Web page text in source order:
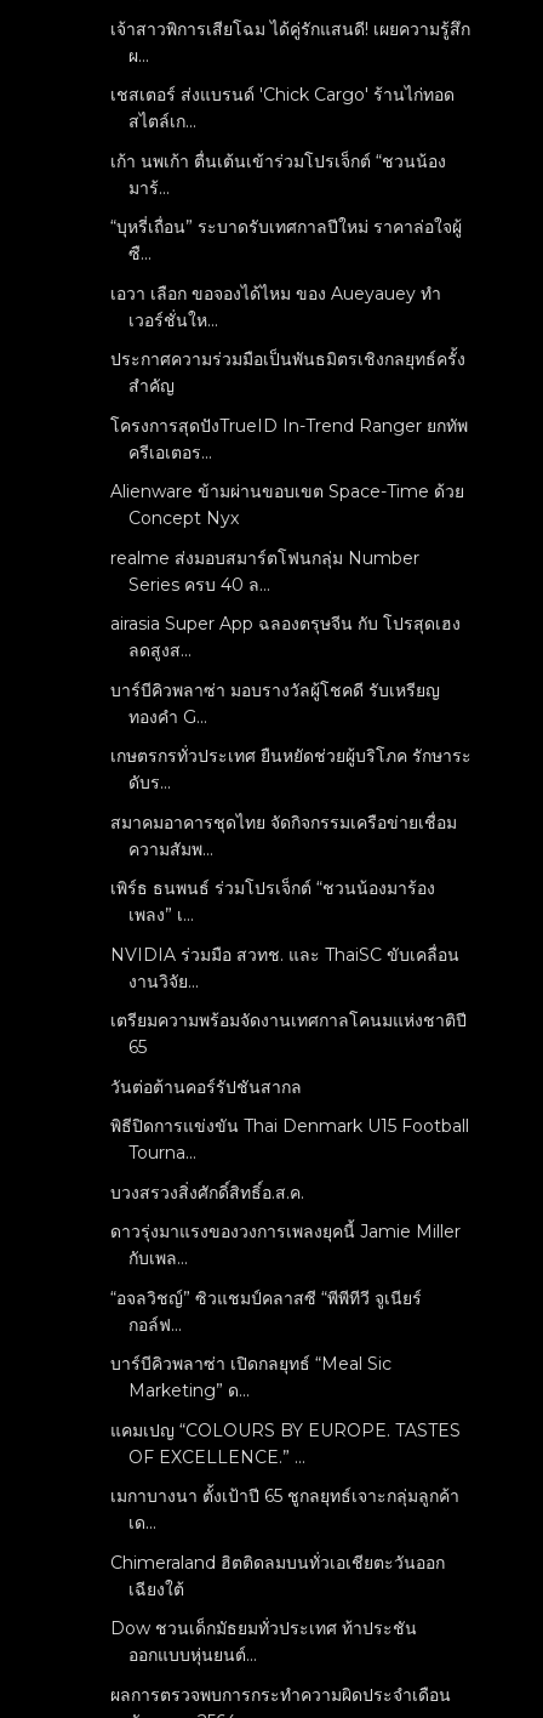
เจ้าสาวพิการเสียโฉม ได้คู่รักแสนดี! เผยความรู้สึก
ผ...
เชสเตอร์ ส่งแบรนด์ 'Chick Cargo' ร้านไก่ทอด
สไตล์เก...
เก้า นพเก้า ตื่นเต้นเข้าร่วมโปรเจ็กต์ “ชวนน้อง
มาร้...
“บุหรี่เถื่อน” ระบาดรับเทศกาลปีใหม่ ราคาล่อใจผู้
ซื...
เอวา เลือก ขอจองได้ไหม ของ Aueyauey ทำ
เวอร์ชั่นให...
ประกาศความร่วมมือเป็นพันธมิตรเชิงกลยุทธ์ครั้ง
สำคัญ
โครงการสุดปังTrueID In-Trend Ranger ยกทัพ
ครีเอเตอร...
Alienware ข้ามผ่านขอบเขต Space-Time ด้วย
Concept Nyx
realme ส่งมอบสมาร์ตโฟนกลุ่ม Number
Series ครบ 40 ล...
airasia Super App ฉลองตรุษจีน กับ โปรสุดเฮง
ลดสูงส...
บาร์บีคิวพลาซ่า มอบรางวัลผู้โชคดี รับเหรียญ
ทองคำ G...
เกษตรกรทั่วประเทศ ยืนหยัดช่วยผู้บริโภค รักษาระ
ดับร...
สมาคมอาคารชุดไทย จัดกิจกรรมเครือข่ายเชื่อม
ความสัมพ...
เพิร์ธ ธนพนธ์ ร่วมโปรเจ็กต์ “ชวนน้องมาร้อง
เพลง” เ...
NVIDIA ร่วมมือ สวทช. และ ThaiSC ขับเคลื่อน
งานวิจัย...
เตรียมความพร้อมจัดงานเทศกาลโคนมแห่งชาติปี
65
วันต่อต้านคอร์รัปชันสากล
พิธีปิดการแข่งขัน Thai Denmark U15 Football
Tourna...
บวงสรวงสิ่งศักดิ์สิทธิ์อ.ส.ค.
ดาวรุ่งมาแรงของวงการเพลงยุคนี้ Jamie Miller
กับเพล...
“อจลวิชญ์” ซิวแชมป์คลาสซี “พีพีทีวี จูเนียร์
กอล์ฟ...
บาร์บีคิวพลาซ่า เปิดกลยุทธ์ “Meal Sic
Marketing” ด...
แคมเปญ “COLOURS BY EUROPE. TASTES
OF EXCELLENCE.” ...
เมกาบางนา ตั้งเป้าปี 65 ชูกลยุทธ์เจาะกลุ่มลูกค้า
เด...
Chimeraland ฮิตติดลมบนทั่วเอเชียตะวันออก
เฉียงใต้
Dow ชวนเด็กมัธยมทั่วประเทศ ท้าประชัน
ออกแบบหุ่นยนต์...
ผลการตรวจพบการกระทำความผิดประจำเดือน